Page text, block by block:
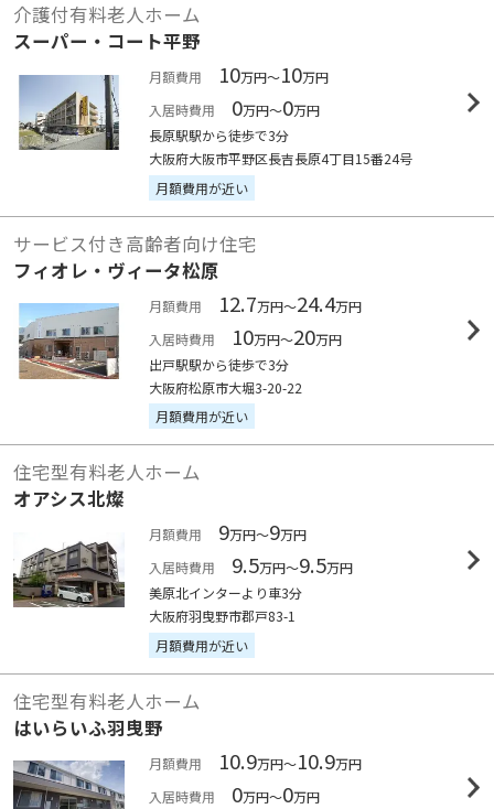
介護付有料老人ホーム
スーパー・コート平野
月額費用 10万円～10万円
入居時費用
0万円～0万円
長原駅駅から徒歩で3分
大阪府大阪市平野区長吉長原4丁目15番24号
月額費用が近い
サービス付き高齢者向け住宅
フィオレ・ヴィータ松原
月額費用 12.7万円～24.4万円
入居時費用
10万円～20万円
出戸駅駅から徒歩で3分
大阪府松原市大堀3-20-22
月額費用が近い
住宅型有料老人ホーム
オアシス北燦
月額費用 9万円～9万円
入居時費用
9.5万円～9.5万円
美原北インターより車3分
大阪府羽曳野市郡戸83-1
月額費用が近い
住宅型有料老人ホーム
はいらいふ羽曳野
月額費用 10.9万円～10.9万円
入居時費用
0万円～0万円